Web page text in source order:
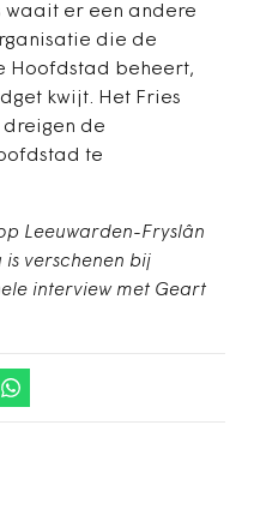
er een andere
die de
Hoofdstad beheert,
kwijt. Het Fries
dreigen de
te
Leeuwarden-Fryslân
verschenen bij
interview met Geart